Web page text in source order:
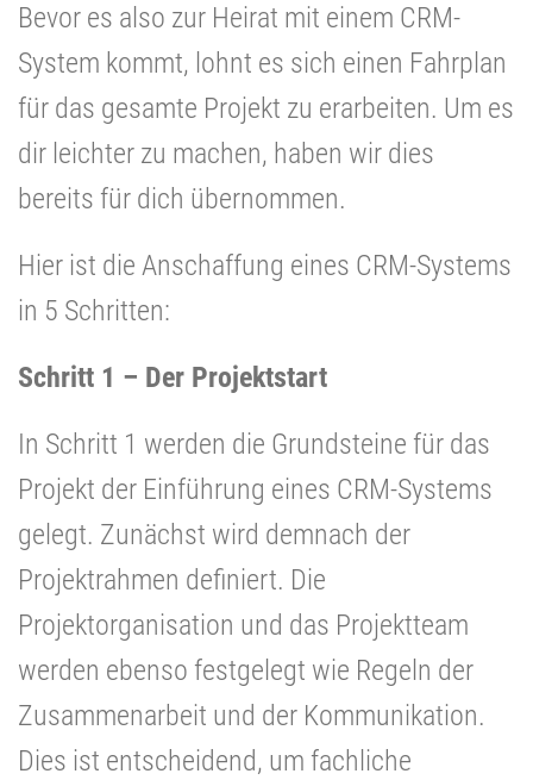
Bevor es also zur Heirat mit einem CRM-
System kommt, lohnt es sich einen Fahrplan
für das gesamte Projekt zu erarbeiten. Um es
dir leichter zu machen, haben wir dies
bereits für dich übernommen.
Hier ist die Anschaffung eines CRM-Systems
in 5 Schritten:
Schritt 1 – Der Projektstart
In Schritt 1 werden die Grundsteine für das
Projekt der Einführung eines CRM-Systems
gelegt. Zunächst wird demnach der
Projektrahmen definiert. Die
Projektorganisation und das Projektteam
werden ebenso festgelegt wie Regeln der
Zusammenarbeit und der Kommunikation.
Dies ist entscheidend, um fachliche